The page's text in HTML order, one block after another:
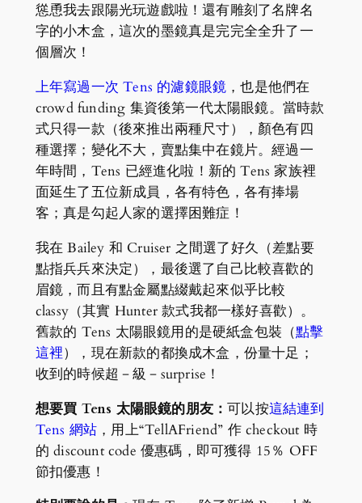
慫恿我去跟陽光玩遊戲啦！還有雕刻了名牌名
字的小木盒，這次的墨鏡真是完完全全升了一
個層次！
上年寫過一次 Tens 的濾鏡眼鏡 ，也是他們在
crowd funding 集資後第一代太陽眼鏡。當時款
式只得一款（後來推出兩種尺寸），顏色有四
種選擇；變化不大，賣點集中在鏡片。經過一
年時間，Tens 已經進化啦！新的 Tens 家族裡
面延生了五位新成員，各有特色，各有捧場
客；真是勾起人家的選擇困難症！
我在 Bailey 和 Cruiser 之間選了好久（差點要
點指兵兵來決定），最後選了自己比較喜歡的
眉鏡，而且有點金屬點綴戴起來似乎比較
classy（其實 Hunter 款式我都一樣好喜歡）。
舊款的 Tens 太陽眼鏡用的是硬紙盒包裝（點擊
這裡），現在新款的都換成木盒，份量十足；
收到的時候超－級－surprise！
想要買 Tens 太陽眼鏡的朋友：可以按這結連到
Tens 網站 ，用上“TellAFriend” 作 checkout 時
的 discount code 優惠碼，即可獲得 15％ OFF
節扣優惠！